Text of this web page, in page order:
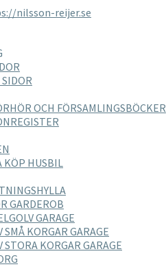
OCH FÖRSAMLINGSBÖCKER
KÖP HUSBIL
GARDEROB
GARAGE
SMÅ KORGAR GARAGE
STORA KORGAR GARAGE